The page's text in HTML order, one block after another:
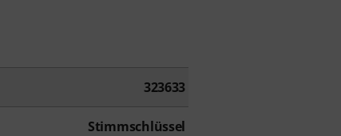
323633
Stimmschlüssel